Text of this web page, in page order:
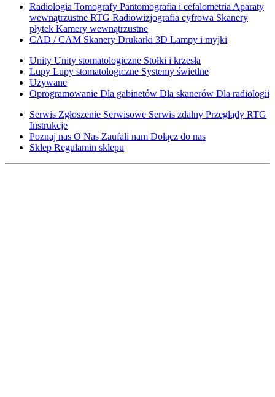
Radiologia Tomografy Pantomografia i cefalometria Aparaty
wewnątrzustne RTG Radiowizjografia cyfrowa Skanery
płytek Kamery wewnątrzustne
CAD / CAM Skanery Drukarki 3D Lampy i myjki
Unity Unity stomatologiczne Stołki i krzesła
Lupy Lupy stomatologiczne Systemy świetlne
Używane
Oprogramowanie Dla gabinetów Dla skanerów Dla radiologii
Serwis Zgłoszenie Serwisowe Serwis zdalny Przeglądy RTG
Instrukcje
Poznaj nas O Nas Zaufali nam Dołącz do nas
Sklep Regulamin sklepu